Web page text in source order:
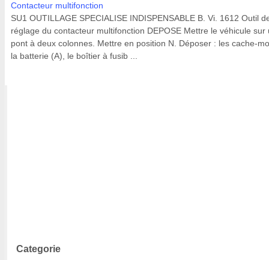
Contacteur multifonction
SU1 OUTILLAGE SPECIALISE INDISPENSABLE B. Vi. 1612 Outil
réglage du contacteur multifonction DEPOSE Mettre le véhicule sur
pont à deux colonnes. Mettre en position N. Déposer : les cache-
la batterie (A), le boîtier à fusib ...
Categorie